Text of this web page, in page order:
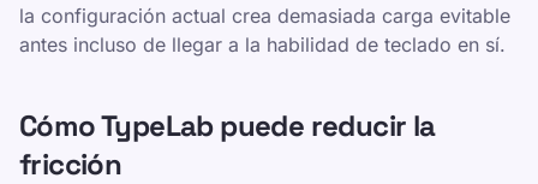
la configuración actual crea demasiada carga evitable
antes incluso de llegar a la habilidad de teclado en sí.
Cómo TypeLab puede reducir la
fricción